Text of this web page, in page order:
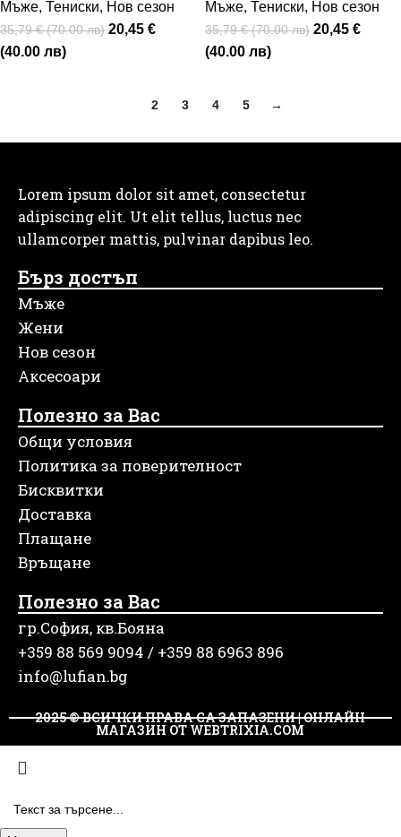
Мъже, Тениски, Нов сезон
35,79 € (70.00 лв) 20,45 €
(40.00 лв)
Мъже, Тениски, Нов сезон
35,79 € (70.00 лв) 20,45 €
(40.00 лв)
2 3 4 5 →
Lorem ipsum dolor sit amet, consectetur
adipiscing elit. Ut elit tellus, luctus nec
ullamcorper mattis, pulvinar dapibus leo.
Бърз достъп
Мъже
Жени
Нов сезон
Аксесоари
Полезно за Вас
Общи условия
Политика за поверителност
Бисквитки
Доставка
Плащане
Връщане
Полезно за Вас
гр.София, кв.Бояна
+359 88 569 9094 / +359 88 6963 896
info@lufian.bg
2025 © ВСИЧКИ ПРАВА СА ЗАПАЗЕНИ | ОНЛАЙН
МАГАЗИН ОТ WEBTRIXIA.COM